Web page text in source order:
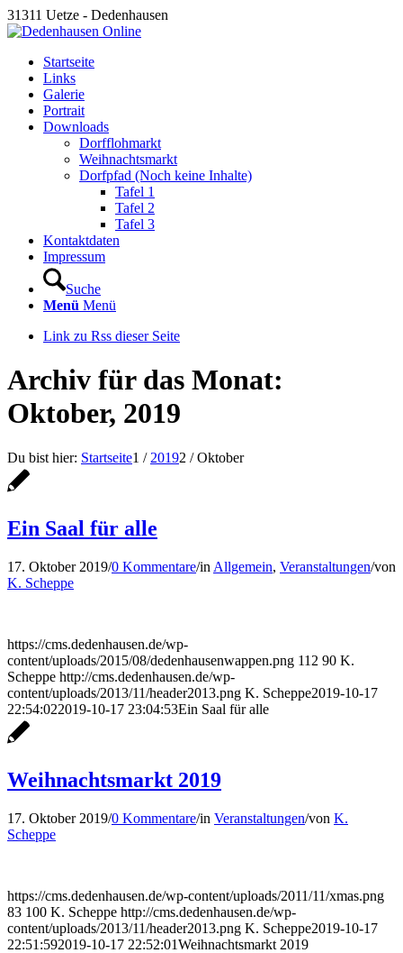
31311 Uetze - Dedenhausen
Startseite
Links
Galerie
Portrait
Downloads
Dorfflohmarkt
Weihnachtsmarkt
Dorfpfad (Noch keine Inhalte)
Tafel 1
Tafel 2
Tafel 3
Kontaktdaten
Impressum
Suche
Menü Menü
Link zu Rss dieser Seite
Archiv für das Monat:
Oktober, 2019
Du bist hier: Startseite1 / 20192 / Oktober
Ein Saal für alle
17. Oktober 2019/0 Kommentare/in Allgemein, Veranstaltungen/von
K. Scheppe
https://cms.dedenhausen.de/wp-
content/uploads/2015/08/dedenhausenwappen.png 112 90 K.
Scheppe http://cms.dedenhausen.de/wp-
content/uploads/2013/11/header2013.png K. Scheppe2019-10-17
22:54:022019-10-17 23:04:53Ein Saal für alle
Weihnachtsmarkt 2019
17. Oktober 2019/0 Kommentare/in Veranstaltungen/von K.
Scheppe
https://cms.dedenhausen.de/wp-content/uploads/2011/11/xmas.png
83 100 K. Scheppe http://cms.dedenhausen.de/wp-
content/uploads/2013/11/header2013.png K. Scheppe2019-10-17
22:51:592019-10-17 22:52:01Weihnachtsmarkt 2019